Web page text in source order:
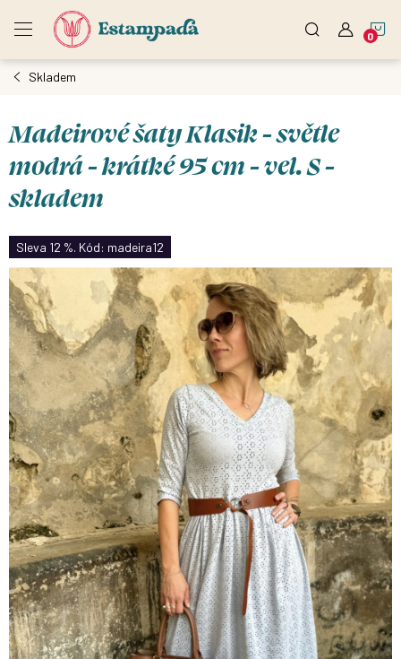
Skladem
Madeirové šaty Klasik - světle
modrá - krátké 95 cm - vel. S -
skladem
Sleva 12 %. Kód: madeira12